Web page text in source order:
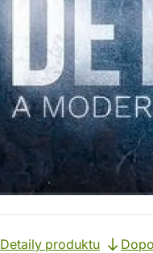
Detaily produktu